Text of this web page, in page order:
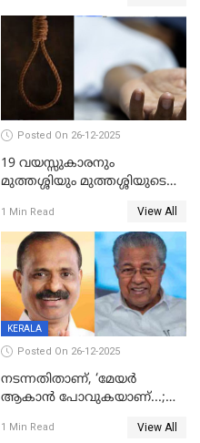
Posted On 26-12-2025
19 വയസ്സുകാരനും
മുത്തശ്ശിയും മുത്തശ്ശിയുടെ
മരിച്ചനിലയിൽ
1 Min Read View All
KERALA
Posted On 26-12-2025
നടന്നതിതാണ്, ‘മേയർ
ആകാൻ പോവുകയാണ്...;
മുഖ്യമന്ത്രിയുടെ ഓഫീസ്
1 Min Read View All